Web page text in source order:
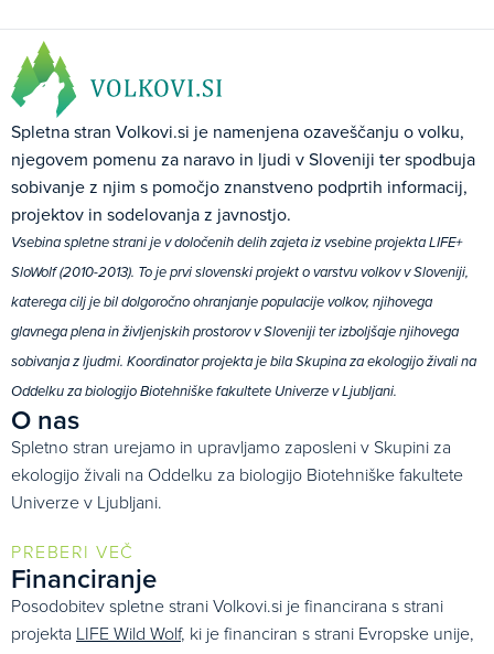
Spletna stran Volkovi.si je namenjena ozaveščanju o volku,
njegovem pomenu za naravo in ljudi v Sloveniji ter spodbuja
sobivanje z njim s pomočjo znanstveno podprtih informacij,
projektov in sodelovanja z javnostjo.
Vsebina spletne strani je v določenih delih zajeta iz vsebine projekta LIFE+
SloWolf (2010-2013). To je prvi slovenski projekt o varstvu volkov v Sloveniji,
katerega cilj je bil dolgoročno ohranjanje populacije volkov, njihovega
glavnega plena in življenjskih prostorov v Sloveniji ter izboljšaje njihovega
sobivanja z ljudmi. Koordinator projekta je bila Skupina za ekologijo živali na
Oddelku za biologijo Biotehniške fakultete Univerze v Ljubljani.
O nas
Spletno stran urejamo in upravljamo zaposleni v Skupini za
ekologijo živali na Oddelku za biologijo Biotehniške fakultete
Univerze v Ljubljani.
PREBERI VEČ
Financiranje
Posodobitev spletne strani Volkovi.si je financirana s strani
projekta LIFE Wild Wolf, ki je financiran s strani Evropske unije,